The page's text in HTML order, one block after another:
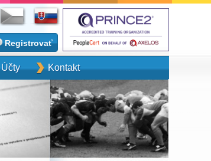
Registrovať
Účty Kontakt